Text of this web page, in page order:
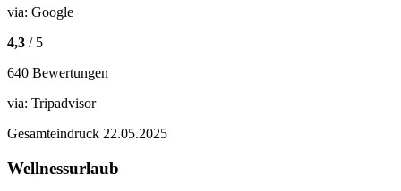
via: Google
4,3 / 5
640 Bewertungen
via: Tripadvisor
Gesamteindruck 22.05.2025
Wellnessurlaub